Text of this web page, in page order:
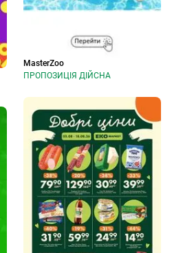
MasterZoo
ПРОПОЗИЦІЯ ДІЙСНА